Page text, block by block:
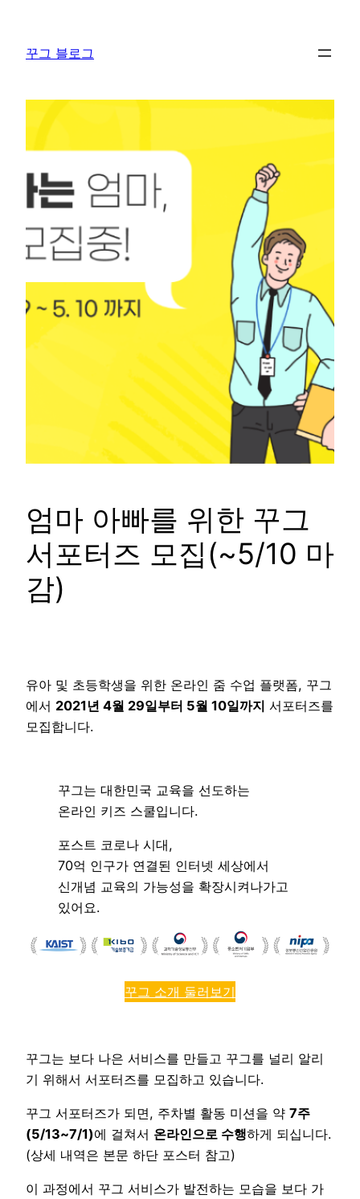
꾸그 블로그
엄마 아빠를 위한 꾸그
서포터즈 모집(~5/10 마
감)
유아 및 초등학생을 위한 온라인 줌 수업 플랫폼, 꾸그
에서 2021년 4월 29일부터 5월 10일까지 서포터즈를
모집합니다.
꾸그는 대한민국 교육을 선도하는
온라인 키즈 스쿨입니다.
포스트 코로나 시대,
70억 인구가 연결된 인터넷 세상에서
신개념 교육의 가능성을 확장시켜나가고
있어요.
꾸그 소개 둘러보기
꾸그는 보다 나은 서비스를 만들고 꾸그를 널리 알리
기 위해서 서포터즈를 모집하고 있습니다.
꾸그 서포터즈가 되면, 주차별 활동 미션을 약 7주
(5/13~7/1)에 걸쳐서 온라인으로 수행하게 되십니다.
(상세 내역은 본문 하단 포스터 참고)
이 과정에서 꾸그 서비스가 발전하는 모습을 보다 가